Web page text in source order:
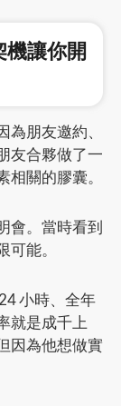
讓你開
朋友邀約、
友合夥做了一
關的膠囊。
會。當時看到
能。
小時、全年
就是成千上
因為他想做實